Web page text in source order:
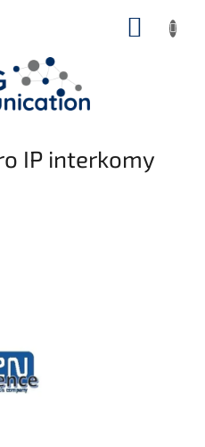
IP interkomy